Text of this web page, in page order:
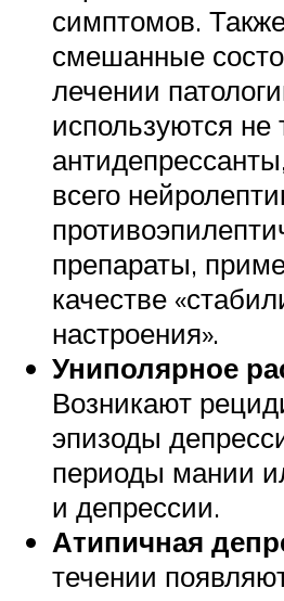
симптомов.
смешанные
лечении
используются не
всего
препараты,
качестве
настроения».
Униполярное
Возникают
эпизоды
периоды мании
и депрессии.
Атипичная
течении